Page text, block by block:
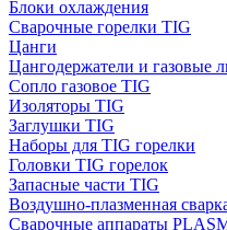
Блоки охлаждения
Сварочные горелки TIG
Цанги
Цангодержатели и газовые
Сопло газовое TIG
Изоляторы TIG
Заглушки TIG
Наборы для TIG горелки
Головки TIG горелок
Запасные части TIG
Воздушно-плазменная
Сварочные аппараты